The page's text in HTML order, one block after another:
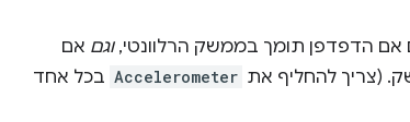
וגם אם
(צריך להחליף את Accelerometer בכל אחד